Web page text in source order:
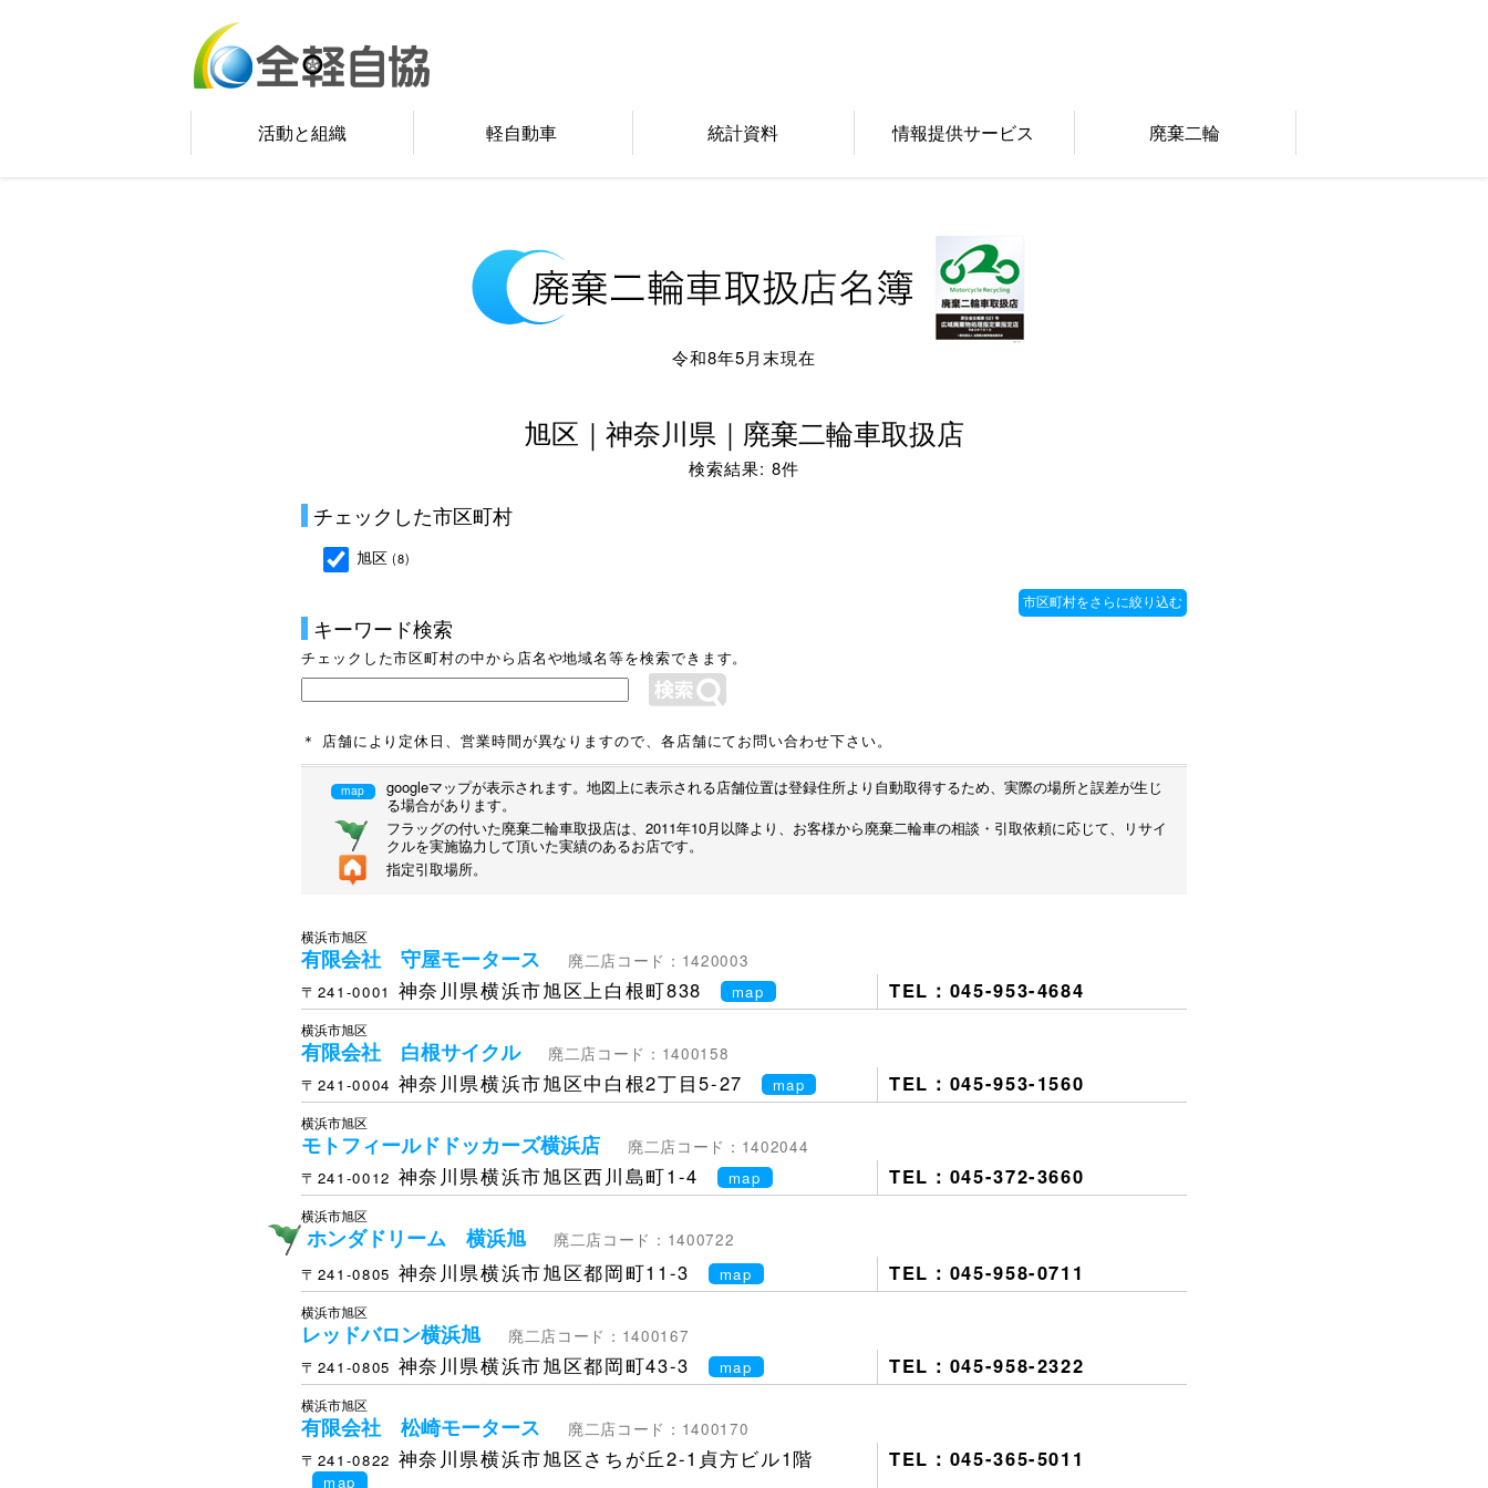
活動と組織 軽自動車 統計資料 情報提供サービス 廃棄二輪
令和8年5月末現在
旭区｜神奈川県｜廃棄二輪車取扱店
検索結果: 8件
チェックした市区町村
旭区 (8)
キーワード検索
チェックした市区町村の中から店名や地域名等を検索できます。
＊ 店舗により定休日、営業時間が異なりますので、各店舗にてお問い合わせ下さい。
map
googleマップが表示されます。地図上に表示される店舗位置は登録住所より自動取得するため、実際の場所と誤差が生じ
る場合があります。
フラッグの付いた廃棄二輪車取扱店は、2011年10月以降より、お客様から廃棄二輪車の相談・引取依頼に応じて、リサイ
クルを実施協力して頂いた実績のあるお店です。
指定引取場所。
横浜市旭区
有限会社 守屋モータース
廃二店コード：1420003
〒241-0001 神奈川県横浜市旭区上白根町838 map TEL：045-953-4684
横浜市旭区
有限会社 白根サイクル
廃二店コード：1400158
〒241-0004 神奈川県横浜市旭区中白根2丁目5-27 map TEL：045-953-1560
横浜市旭区
モトフィールドドッカーズ横浜店
廃二店コード：1402044
〒241-0012 神奈川県横浜市旭区西川島町1-4 map TEL：045-372-3660
横浜市旭区
ホンダドリーム 横浜旭
廃二店コード：1400722
〒241-0805 神奈川県横浜市旭区都岡町11-3 map TEL：045-958-0711
横浜市旭区
レッドバロン横浜旭
廃二店コード：1400167
〒241-0805 神奈川県横浜市旭区都岡町43-3 map TEL：045-958-2322
横浜市旭区
有限会社 松崎モータース
廃二店コード：1400170
〒241-0822 神奈川県横浜市旭区さちが丘2-1貞方ビル1階
map
TEL：045-365-5011